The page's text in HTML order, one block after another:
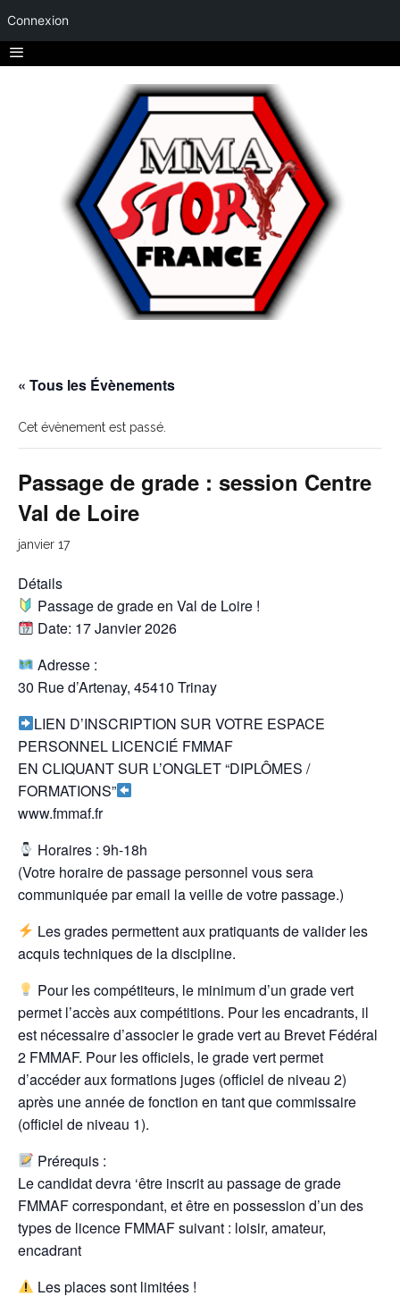
Connexion
« Tous les Évènements
Cet évènement est passé.
Passage de grade : session Centre
Val de Loire
janvier 17
Détails
Passage de grade en Val de Loire !
Date: 17 Janvier 2026
Adresse :
30 Rue d’Artenay, 45410 Trinay
LIEN D’INSCRIPTION SUR VOTRE ESPACE
PERSONNEL LICENCIÉ FMMAF
EN CLIQUANT SUR L’ONGLET “DIPLÔMES /
FORMATIONS”
www.fmmaf.fr
Horaires : 9h-18h
(Votre horaire de passage personnel vous sera
communiquée par email la veille de votre passage.)
Les grades permettent aux pratiquants de valider les
acquis techniques de la discipline.
Pour les compétiteurs, le minimum d’un grade vert
permet l’accès aux compétitions. Pour les encadrants, il
est nécessaire d’associer le grade vert au Brevet Fédéral
2 FMMAF. Pour les officiels, le grade vert permet
d’accéder aux formations juges (officiel de niveau 2)
après une année de fonction en tant que commissaire
(officiel de niveau 1).
Prérequis :
Le candidat devra ‘être inscrit au passage de grade
FMMAF correspondant, et être en possession d’un des
types de licence FMMAF suivant : loisir, amateur,
encadrant
Les places sont limitées !